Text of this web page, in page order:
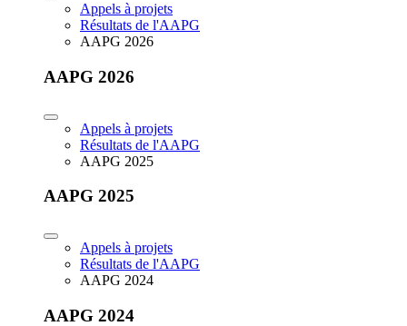
Appels à projets
Résultats de l'AAPG
AAPG 2026
AAPG 2026
Appels à projets
Résultats de l'AAPG
AAPG 2025
AAPG 2025
Appels à projets
Résultats de l'AAPG
AAPG 2024
AAPG 2024